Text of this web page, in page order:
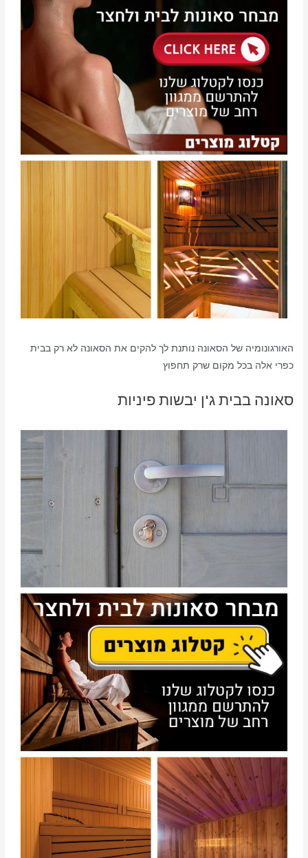
האורגונומיה של הסאונה נותנת לך להקים את הסאונה לא רק בבית
כפרי אלה בכל מקום שרק תחפוץ
סאונה בבית ג'ן יבשות פיניות